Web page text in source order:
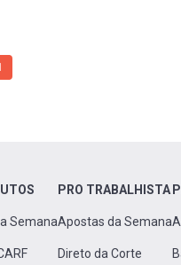
Semana
PRO TRABALHISTA
Apostas da Semana
Direto da Corte